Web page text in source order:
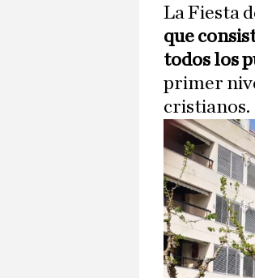
La Fiesta
que
todos los
primer
cristianos.